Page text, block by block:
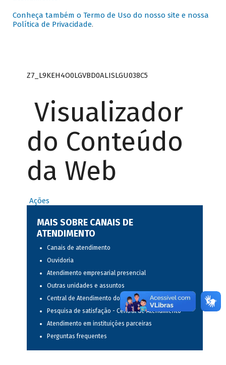
Conheça também o Termo de Uso do nosso site e nossa
Política de Privacidade.
Z7_L9KEH4O0LGVBD0ALISLGU038C5
Visualizador
do Conteúdo
da Web
Ações
MAIS SOBRE CANAIS DE
ATENDIMENTO
Canais de atendimento
Ouvidoria
Atendimento empresarial presencial
Outras unidades e assuntos
Central de Atendimento do BNDES
Pesquisa de satisfação - Central de Atendimento
Atendimento em instituições parceiras
Perguntas frequentes